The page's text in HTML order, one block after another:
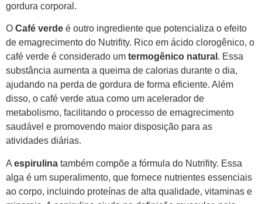
gordura corporal.
O Café verde é outro ingrediente que potencializa o efeito
de emagrecimento do Nutrifity. Rico em ácido clorogênico, o
café verde é considerado um termogênico natural . Essa
substância aumenta a queima de calorias durante o dia,
ajudando na perda de gordura de forma eficiente. Além
disso, o café verde atua como um acelerador de
metabolismo, facilitando o processo de emagrecimento
saudável e promovendo maior disposição para as
atividades diárias.
A espirulina também compõe a fórmula do Nutrifity. Essa
alga é um superalimento, que fornece nutrientes essenciais
ao corpo, incluindo proteínas de alta qualidade, vitaminas e